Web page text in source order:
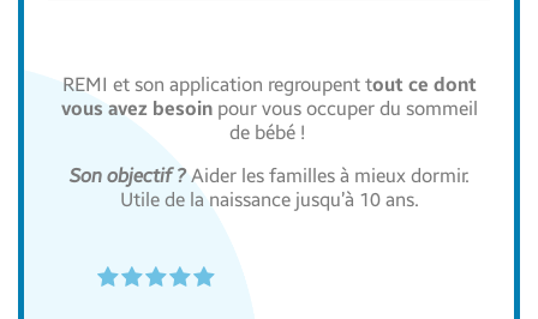
REMI et son application regroupent tout ce dont
vous avez besoinpour vous occuper du sommeil
de bébé !
Son objectif ?Aider les familles à mieux dormir.
Utile de la naissance jusqu’à 10 ans.
